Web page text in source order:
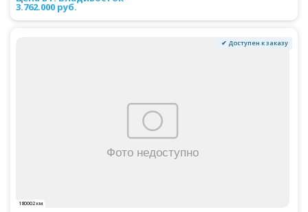
3.762.000 руб.
✔ Доступен к заказу
180002 км